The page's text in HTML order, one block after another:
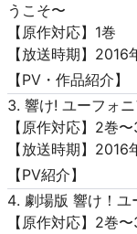
うこそ〜
【原作対応】1巻
【放送時期】2016
【PV・作品紹介】
響け! ユーフォ
【原作対応】2巻
【放送時期】2016
【PV紹介】
劇場版 響け！ユ
【原作対応】2巻